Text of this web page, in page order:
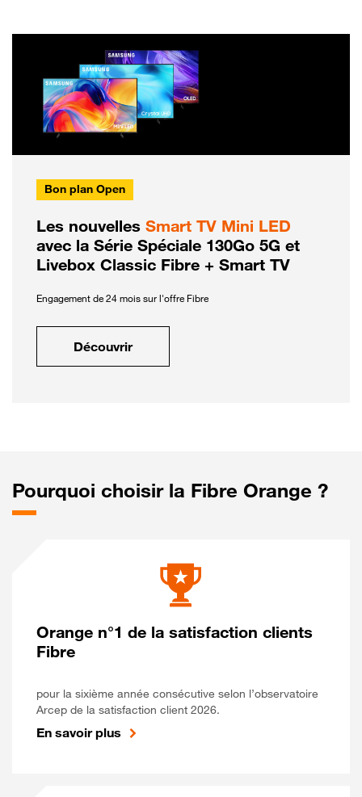
Bon plan Open
Les nouvelles Smart TV Mini LED
avec la Série Spéciale 130Go 5G et
Livebox Classic Fibre + Smart TV
Engagement de 24 mois sur l'offre Fibre
Découvrir
Pourquoi choisir la Fibre Orange ?
Orange n°1 de la satisfaction clients
Fibre
pour la sixième année consécutive selon l’observatoire
Arcep de la satisfaction client 2026.
En savoir plus